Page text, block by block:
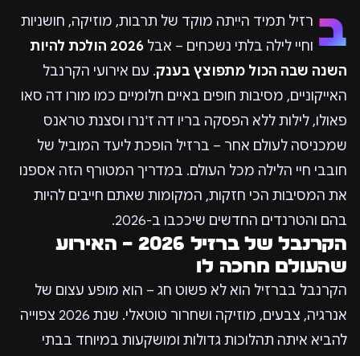
ב רזיל תמיד הייתה מוקד של תרבות, מוזיקה, חושניות
וחיי לילה בלתי נשכחים – אבל
2026 הולכת להיות
השנה שבה הכול מתפוצץ בענק. עם אירועי הקרנבל
האייקוניים, מסיבות חופים באיים חלומיים כמו מורו דה סאו
פאולו, לילות ללא הפסקה בריו דה ז'נרו וסצנת טראנס
שמכניסה לעולם אחר – ברזיל הופכת ליעד המוביל של
חובבי חיי הלילה מכל העולם. במדריך המטורף הזה אספנו
את המסיבות הכי חזקות, המקומות שאתם חייבים להיות
בהם והטרנדים החדשים שיככבו ב-2026.
הקרנבל של ברזיל 2026 – האירוע
שהעולם מחכה לו
הקרנבל בברזיל הוא לא פשוט חג – הוא מופע עצום של
אנרגיה, צבעים, מוזיקה ושחרור טוטאלי. שנת 2026 צפוייה
להביא איתה תהלוכות גדולות ומושקעות במיוחד בבתי